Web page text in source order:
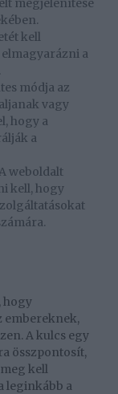
megjelenítése
kell
a
módja az
vagy
hogy a
a
weboldalt
kell, hogy
hogy
embereknek,
A kulcs egy
összpontosít,
kell
leginkább a